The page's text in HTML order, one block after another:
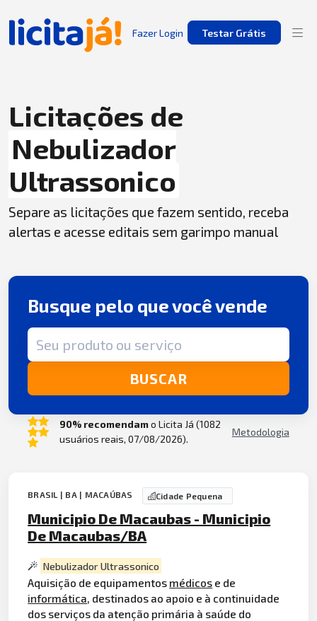
Fazer Login Testar Grátis
Licitações de
Nebulizador
Ultrassonico
Separe as licitações que fazem sentido, receba
alertas e acesse editais sem garimpo manual
Busque pelo que você vende
Termo de busca
BUSCAR
90% recomendamo Licita Já (1082
usuários reais, 07/08/2026).
Metodologia
BRASIL | BA | MACAÚBAS Cidade Pequena
Municipio De Macaubas - Municipio
De Macaubas/BA
Nebulizador Ultrassonico
Aquisição de equipamentos médicos e de
informática, destinados ao apoio e à continuidade
dos serviços da atenção primária à saúde do